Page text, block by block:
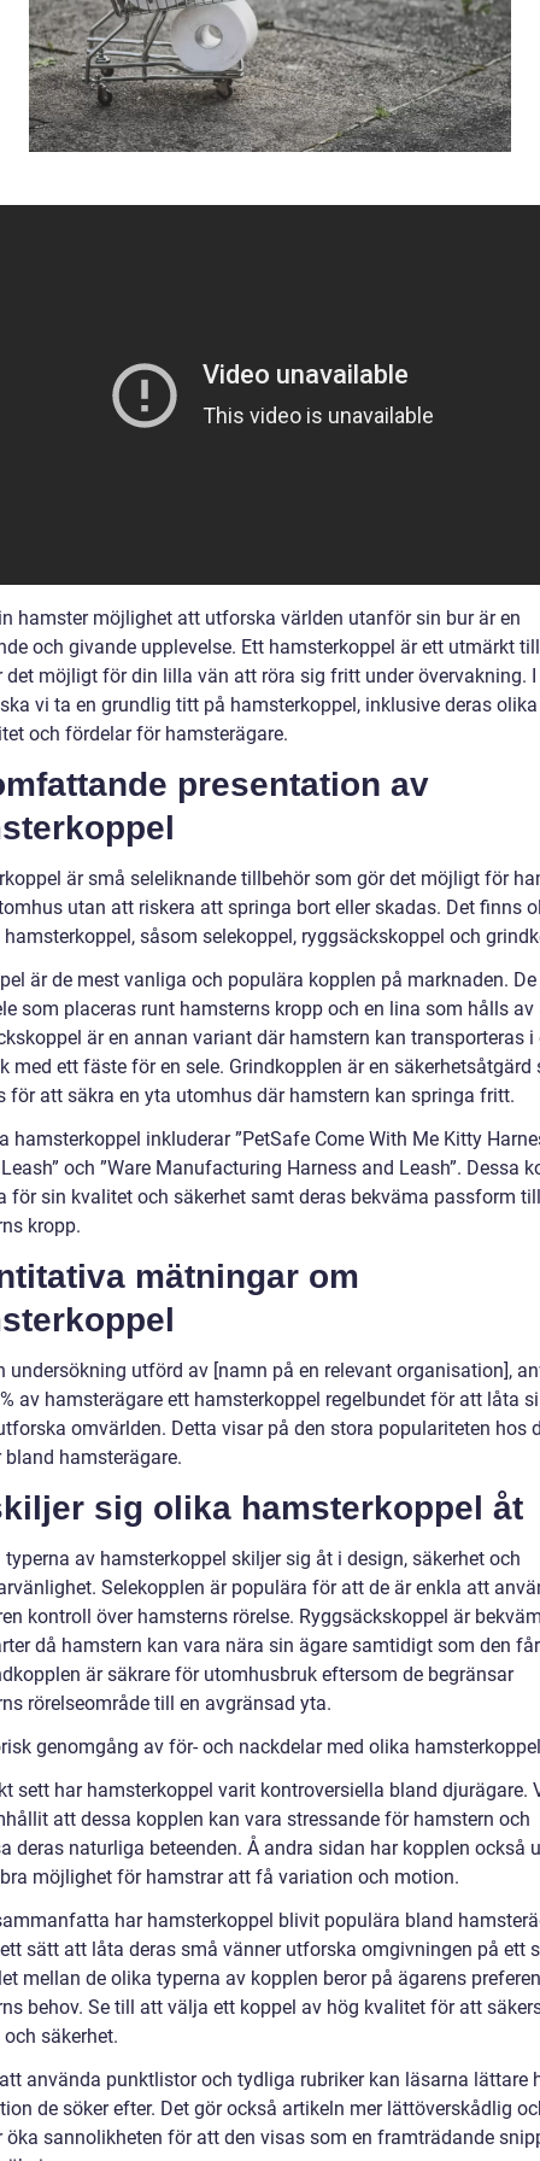
hamster möjlighet att utforska världen utanför sin bur är en
och givande upplevelse. Ett hamsterkoppel är ett utmärkt
det möjligt för din lilla vän att röra sig fritt under övervakning. I
vi ta en grundlig titt på hamsterkoppel, inklusive deras olika
och fördelar för hamsterägare.
presentation av
är små seleliknande tillbehör som gör det möjligt för
utan att riskera att springa bort eller skadas. Det finns
hamsterkoppel, såsom selekoppel, ryggsäckskoppel och
är de mest vanliga och populära kopplen på marknaden.
som placeras runt hamsterns kropp och en lina som hålls av
är en annan variant där hamstern kan transporteras i
med ett fäste för en sele. Grindkopplen är en säkerhetsåtgärd
för att säkra en yta utomhus där hamstern kan springa fritt.
hamsterkoppel inkluderar ”PetSafe Come With Me Kitty
och ”Ware Manufacturing Harness and Leash”. Dessa
för sin kvalitet och säkerhet samt deras bekväma passform till
kropp.
mätningar om
undersökning utförd av [namn på en relevant organisation],
av hamsterägare ett hamsterkoppel regelbundet för att låta
omvärlden. Detta visar på den stora populariteten hos
hamsterägare.
sig olika hamsterkoppel åt
typerna av hamsterkoppel skiljer sig åt i design, säkerhet och
Selekopplen är populära för att de är enkla att
kontroll över hamsterns rörelse. Ryggsäckskoppel är
då hamstern kan vara nära sin ägare samtidigt som den
är säkrare för utomhusbruk eftersom de begränsar
rörelseområde till en avgränsad yta.
genomgång av för- och nackdelar med olika hamsterkoppel
sett har hamsterkoppel varit kontroversiella bland djurägare.
att dessa kopplen kan vara stressande för hamstern och
deras naturliga beteenden. Å andra sidan har kopplen också
möjlighet för hamstrar att få variation och motion.
har hamsterkoppel blivit populära bland
sätt att låta deras små vänner utforska omgivningen på ett
mellan de olika typerna av kopplen beror på ägarens
behov. Se till att välja ett koppel av hög kvalitet för att
säkerhet.
använda punktlistor och tydliga rubriker kan läsarna lättare
de söker efter. Det gör också artikeln mer lättöverskådlig
öka sannolikheten för att den visas som en framträdande